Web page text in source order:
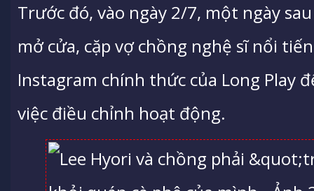
Trước đó, vào ngày 2/7, một ngày
mở cửa, cặp vợ chồng nghệ sĩ nổi
Instagram chính thức của Long Play
việc điều chỉnh hoạt động.